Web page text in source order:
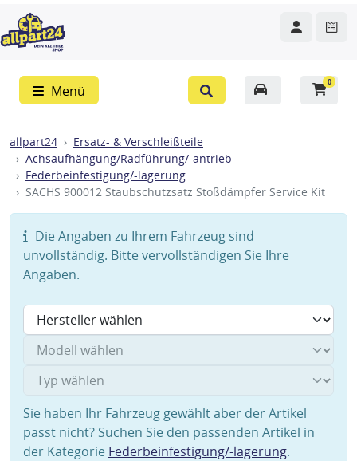
Menü
0
allpart24
Ersatz- & Verschleißteile
Achsaufhängung/Radführung/-antrieb
Federbeinfestigung/-lagerung
SACHS 900012 Staubschutzsatz Stoßdämpfer Service Kit
Die Angaben zu Ihrem Fahrzeug sind
unvollständig. Bitte vervollständigen Sie Ihre
Angaben.
Sie haben Ihr Fahrzeug gewählt aber der Artikel
passt nicht? Suchen Sie den passenden Artikel in
der Kategorie Federbeinfestigung/-lagerung.